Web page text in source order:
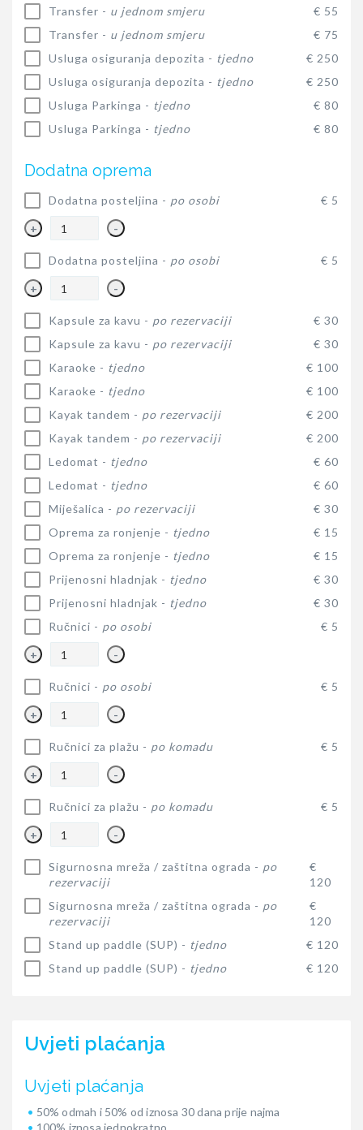
Transfer - u jednom smjeru
€ 55
Transfer - u jednom smjeru
€ 75
Usluga osiguranja depozita - tjedno
€ 250
Usluga osiguranja depozita - tjedno
€ 250
Usluga Parkinga - tjedno
€ 80
Usluga Parkinga - tjedno € 80
Dodatna oprema
Dodatna posteljina - po osobi € 5
+ -
Dodatna posteljina - po osobi € 5
+ -
Kapsule za kavu - po rezervaciji
€ 30
Kapsule za kavu - po rezervaciji
€ 30
Karaoke - tjedno
€ 100
Karaoke - tjedno
€ 100
Kayak tandem - po rezervaciji
€ 200
Kayak tandem - po rezervaciji
€ 200
Ledomat - tjedno
€ 60
Ledomat - tjedno
€ 60
Miješalica - po rezervaciji
€ 30
Oprema za ronjenje - tjedno
€ 15
Oprema za ronjenje - tjedno
€ 15
Prijenosni hladnjak - tjedno
€ 30
Prijenosni hladnjak - tjedno
€ 30
Ručnici - po osobi € 5
+ -
Ručnici - po osobi € 5
+ -
Ručnici za plažu - po komadu € 5
+ -
Ručnici za plažu - po komadu € 5
+ -
Sigurnosna mreža / zaštitna ograda - po
rezervaciji
€
120
Sigurnosna mreža / zaštitna ograda - po
rezervaciji
€
120
Stand up paddle (SUP) - tjedno
€ 120
Stand up paddle (SUP) - tjedno € 120
Uvjeti plaćanja
Uvjeti plaćanja
50% odmah i 50% od iznosa 30 dana prije najma